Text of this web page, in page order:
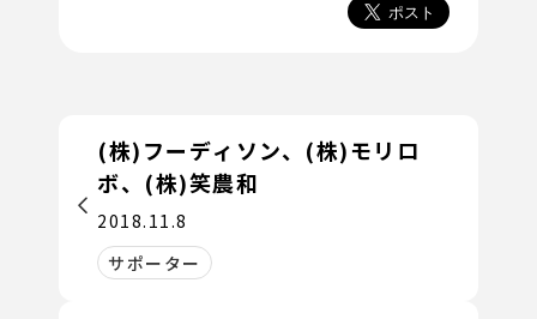
(株)フーディソン、(株)モリロ
ボ、(株)笑農和
2018.11.8
サポーター